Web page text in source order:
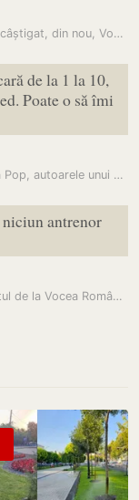
Tudor Chirilă, prima reacție după ce a câștigat, din nou, Vocea…
de la 1 la 10,
Poate o să îmi
Soledad Baciu, Ana Muntean și Alessia Pop, autoarele unui moment…
antrenor
Soledad Baciu vs. Ștefan Burlacu, duetul de la Vocea României care a…